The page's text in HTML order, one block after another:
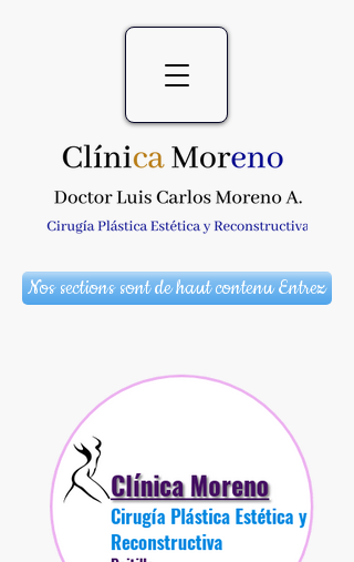
Nos sections sont de haut contenu Entrez